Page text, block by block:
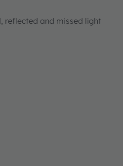
reflected and missed light